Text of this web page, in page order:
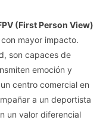
(First Person View)
mayor impacto.
son capaces de
emoción y
centro comercial en
a un deportista
un valor diferencial